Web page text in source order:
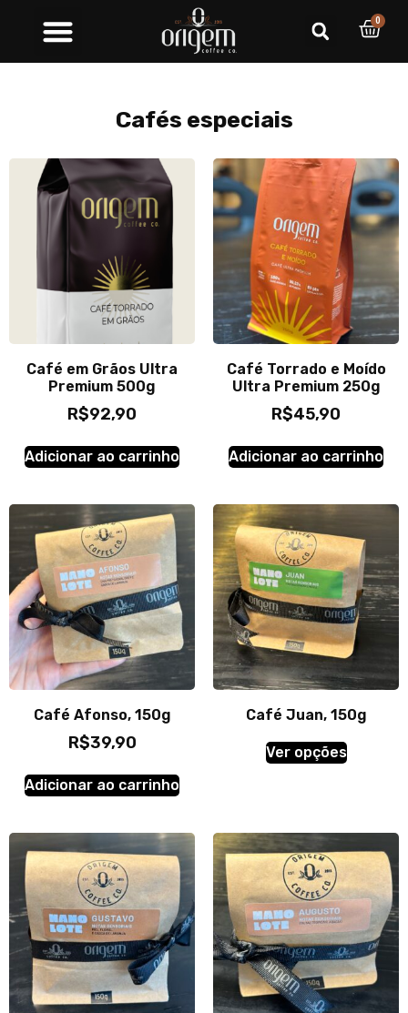
0
Cafés especiais
Café em Grãos Ultra
Premium 500g
R$92,90
Adicionar ao carrinho
Café Torrado e Moído
Ultra Premium 250g
R$45,90
Adicionar ao carrinho
Café Afonso, 150g
R$39,90
Adicionar ao carrinho
Café Juan, 150g
Ver opções